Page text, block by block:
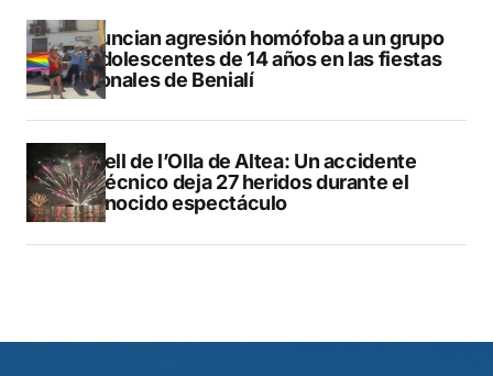
Denuncian agresión homófoba a un grupo
de adolescentes de 14 años en las fiestas
patronales de Benialí
Castell de l’Olla de Altea: Un accidente
pirotécnico deja 27 heridos durante el
reconocido espectáculo